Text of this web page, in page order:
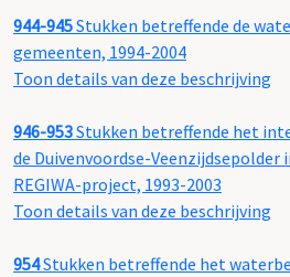
944-945Stukken betreffende de
gemeenten, 1994-2004
Toon details van deze beschrijving
946-953Stukken betreffende het
de Duivenvoordse-Veenzijdsepolder
REGIWA-project, 1993-2003
Toon details van deze beschrijving
954Stukken betreffende het